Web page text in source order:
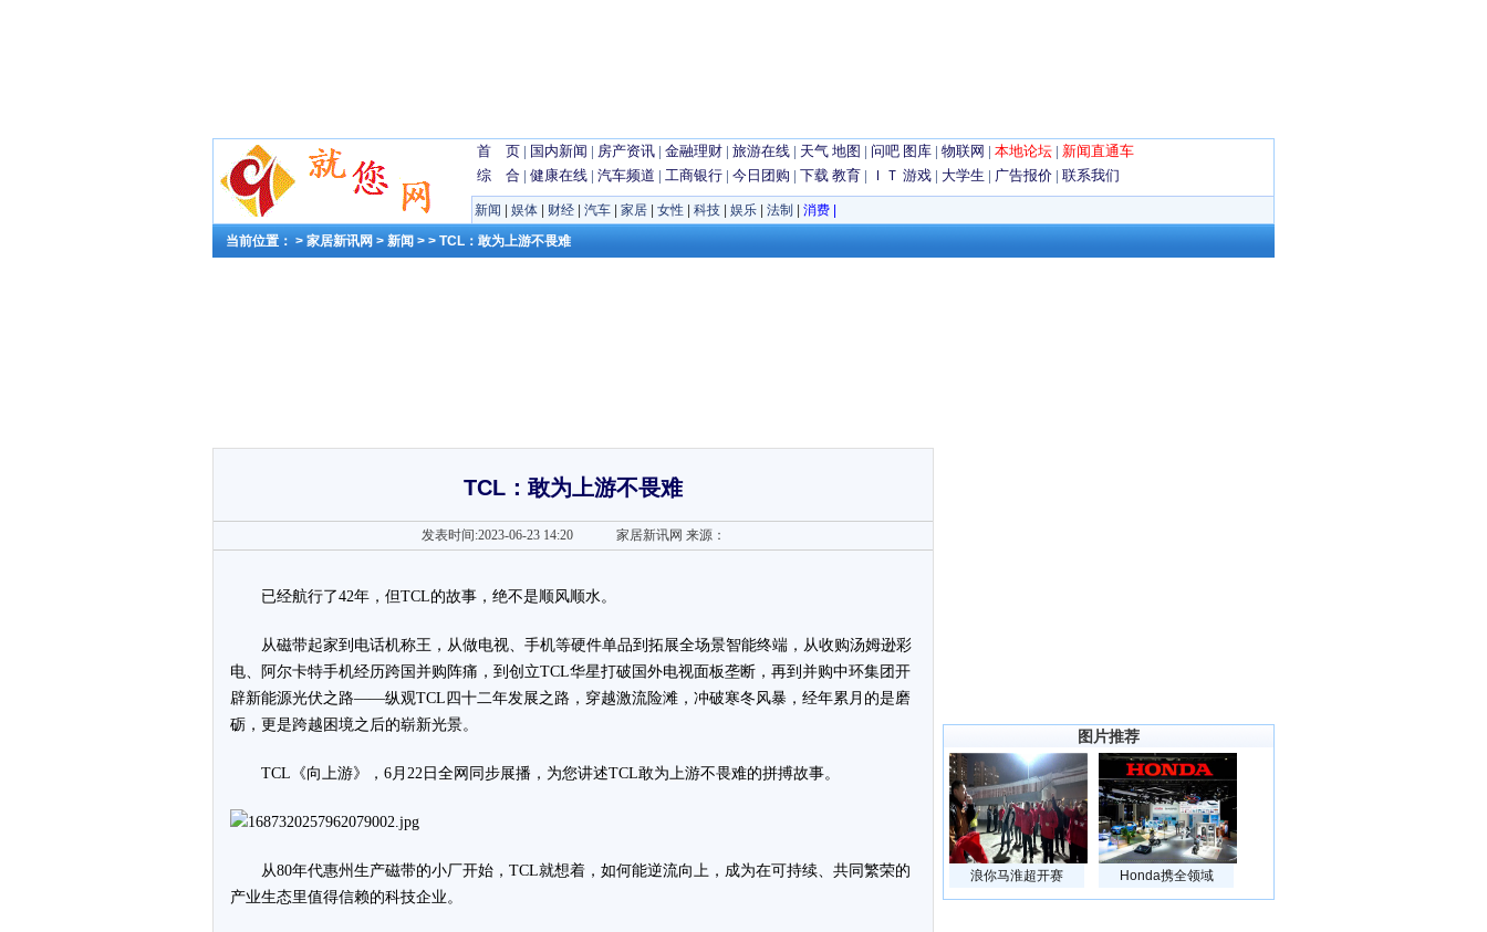
首 页 | 国内新闻 | 房产资讯 | 金融理财 | 旅游在线 | 天气 地图 | 问吧 图库 | 物联网 | 本地论坛 | 新闻直通车
综 合 | 健康在线 | 汽车频道 | 工商银行 | 今日团购 | 下载 教育 | ＩＴ 游戏 | 大学生 | 广告报价 | 联系我们
新闻 娱体 财经 汽车 家居 女性 科技 娱乐 法制 消费
当前位置： > 家居新讯网 > 新闻 > > TCL：敢为上游不畏难
TCL：敢为上游不畏难
发表时间:2023-06-23 14:20 家居新讯网 来源：
已经航行了42年，但TCL的故事，绝不是顺风顺水。
从磁带起家到电话机称王，从做电视、手机等硬件单品到拓展全场景智能终端，从收购汤姆逊彩
电、阿尔卡特手机经历跨国并购阵痛，到创立TCL华星打破国外电视面板垄断，再到并购中环集团开
辟新能源光伏之路——纵观TCL四十二年发展之路，穿越激流险滩，冲破寒冬风暴，经年累月的是磨
砺，更是跨越困境之后的崭新光景。
TCL《向上游》，6月22日全网同步展播，为您讲述TCL敢为上游不畏难的拼搏故事。
从80年代惠州生产磁带的小厂开始，TCL就想着，如何能逆流向上，成为在可持续、共同繁荣的
产业生态里值得信赖的科技企业。
图片推荐
浪你马淮超开赛 Honda携全领域